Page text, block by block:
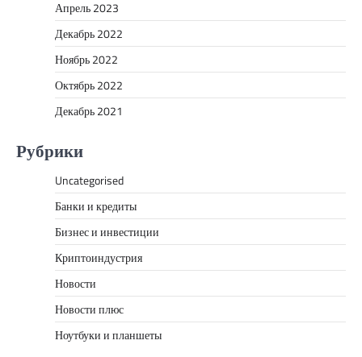
Апрель 2023
Декабрь 2022
Ноябрь 2022
Октябрь 2022
Декабрь 2021
Рубрики
Uncategorised
Банки и кредиты
Бизнес и инвестиции
Криптоиндустрия
Новости
Новости плюс
Ноутбуки и планшеты